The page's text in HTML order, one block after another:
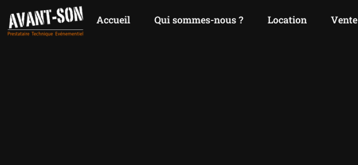
Accueil Qui sommes-nous ? Location Vente